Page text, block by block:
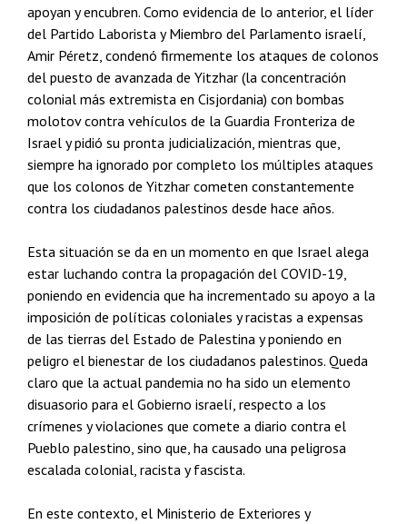
apoyan y encubren. Como evidencia de lo anterior, el líder
del Partido Laborista y Miembro del Parlamento israelí,
Amir Péretz, condenó firmemente los ataques de colonos
del puesto de avanzada de Yitzhar (la concentración
colonial más extremista en Cisjordania) con bombas
molotov contra vehículos de la Guardia Fronteriza de
Israel y pidió su pronta judicialización, mientras que,
siempre ha ignorado por completo los múltiples ataques
que los colonos de Yitzhar cometen constantemente
contra los ciudadanos palestinos desde hace años.
Esta situación se da en un momento en que Israel alega
estar luchando contra la propagación del COVID-19,
poniendo en evidencia que ha incrementado su apoyo a la
imposición de políticas coloniales y racistas a expensas
de las tierras del Estado de Palestina y poniendo en
peligro el bienestar de los ciudadanos palestinos. Queda
claro que la actual pandemia no ha sido un elemento
disuasorio para el Gobierno israelí, respecto a los
crímenes y violaciones que comete a diario contra el
Pueblo palestino, sino que, ha causado una peligrosa
escalada colonial, racista y fascista.
En este contexto, el Ministerio de Exteriores y